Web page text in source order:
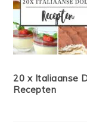
20 x Italiaanse
Recepten